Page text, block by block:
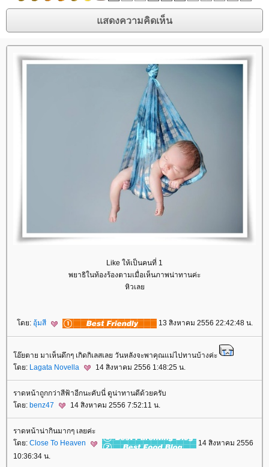
Like ให้เป็นคนที่ 1
พยาธิในท้องร้องตามเมื่อเห็นภาพน่าทานค่ะ
หิวเล
ดย: อุ้มสี 13 สิงหาคม 2556 22:42:48 น.
อ๊ยตาย มาเห็นดึกๆ เกิดกิเลสเลย วันหลังจะพาคุณแม่ไปทานบ้างค่ะ
ดย: Lagata Novella 14 สิงหาคม 2556 1:48:25 น.
ราดหน้าถูกกว่าสีฟ้าอีกนะคับนี่ ดูน่าทานดีด้วยครับ
ดย: benz47 14 สิงหาคม 2556 7:52:11 น.
ราดหน้าน่ากินมากๆ เลยค่ะ
ดย: Close To Heaven
14 สิงหาคม 2556
10:36:34 น.